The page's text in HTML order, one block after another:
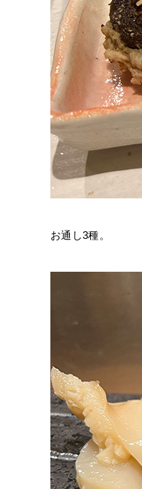
お通し3種。